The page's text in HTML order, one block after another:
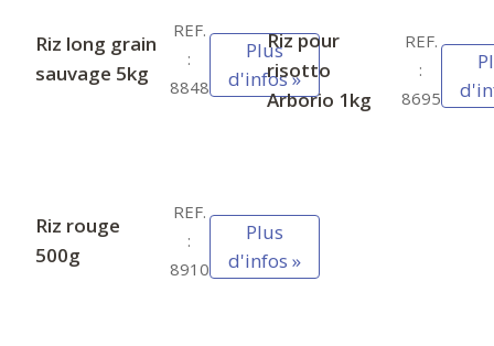
Riz long grain
sauvage 5kg
REF.
:
8848
Plus
d'infos »
Riz pour
risotto
Arborio 1kg
REF.
:
8695
Riz rouge
500g
REF.
:
8910
Plus
d'infos »